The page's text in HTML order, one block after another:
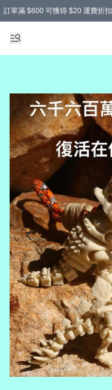
訂單滿 $600 可獲得 $20 運費折扣